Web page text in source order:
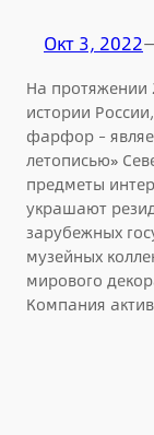
Окт 3, 2022—
На протяжении
истории
фарфор –
летописью»
предметы
украшают
зарубежных
музейных
мирового
Компания